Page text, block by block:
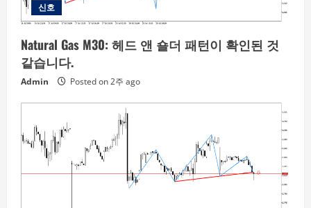
신호
Natural Gas M30: 헤드 앤 숄더 패턴이 확인된 것
같습니다.
Admin Posted on 2주 ago